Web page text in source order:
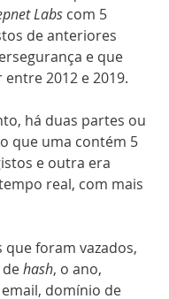
Labs com 5
de anteriores
e que
2012 e 2019.
há duas partes ou
que uma contém 5
e outra era
real, com mais
que foram vazados,
hash, o ano,
domínio de